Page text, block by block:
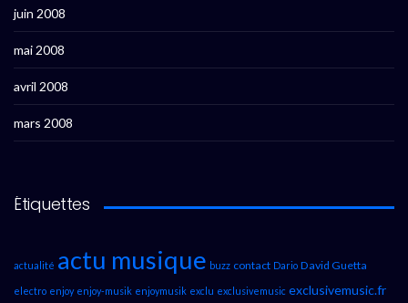
juin 2008
mai 2008
avril 2008
mars 2008
Étiquettes
actualité actu musique buzz contact Dario David Guetta
electro enjoy enjoy-musik enjoymusik exclu exclusivemusic exclusivemusic.fr